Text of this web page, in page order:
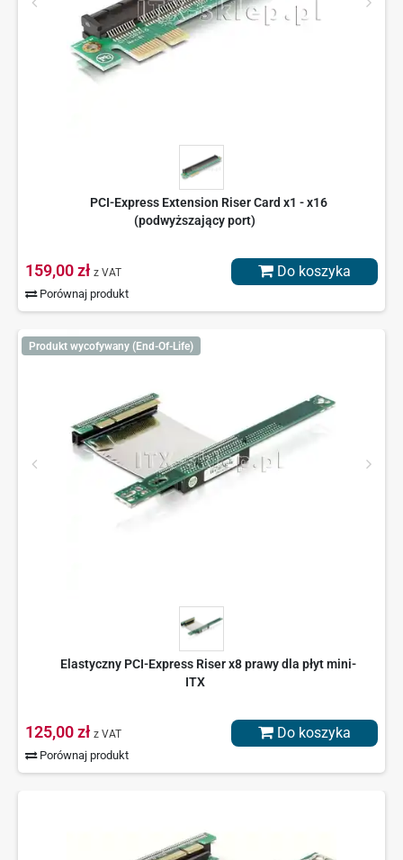
PCI-Express Extension Riser Card x1 - x16
(podwyższający port)
159,00 zł z VAT
Porównaj produkt
Do koszyka
Produkt wycofywany (End-Of-Life)
Elastyczny PCI-Express Riser x8 prawy dla płyt mini-
ITX
125,00 zł z VAT
Porównaj produkt
Do koszyka